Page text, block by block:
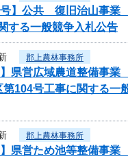
号】公共 復旧治山事業
する一般競争入札公告
郡上農林事務所
】県営広域農道整備事
104号工事に関する一
郡上農林事務所
】県営ため池等整備事